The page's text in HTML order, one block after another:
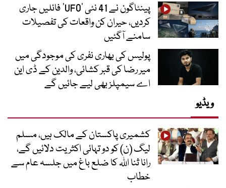
پینٹاگون نے 41 نئی ’UFO‘ فائلیں جاری
کردیں، حیران کن واقعات کی تفصیلات
سامنے آگئیں
پولیس کی بھاری نفری کی موجودگی میں
میر رضا کی قبر کشائی، والدین کے ڈی این
اے سیمپلز بھی لیے جائیں گے
ویڈیو
کشمیری پاکستان کے مالک ہیں، مسلم
لیگ (ن) کو دو تہائی اکثریت دلائیں گے،
رانا ثنا اللہ کا ضلع باغ میں جلسہ عام سے
خطاب